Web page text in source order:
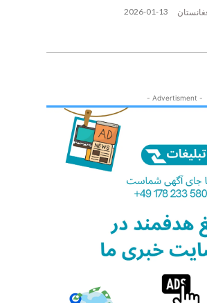
2026-01-13
- Advertisment -